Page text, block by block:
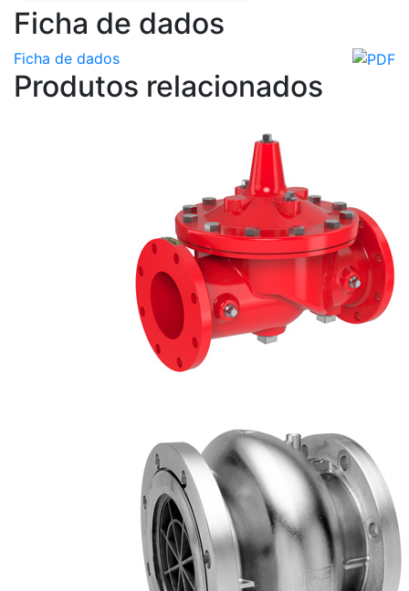
Ficha de dados
Ficha de dados
Produtos relacionados